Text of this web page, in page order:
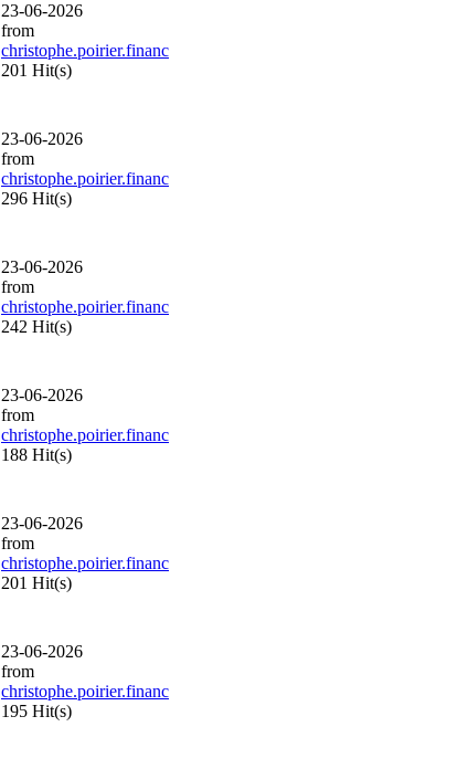
23-06-2026
from
christophe.poirier.financ
201 Hit(s)
23-06-2026
from
christophe.poirier.financ
296 Hit(s)
23-06-2026
from
christophe.poirier.financ
242 Hit(s)
23-06-2026
from
christophe.poirier.financ
188 Hit(s)
23-06-2026
from
christophe.poirier.financ
201 Hit(s)
23-06-2026
from
christophe.poirier.financ
195 Hit(s)